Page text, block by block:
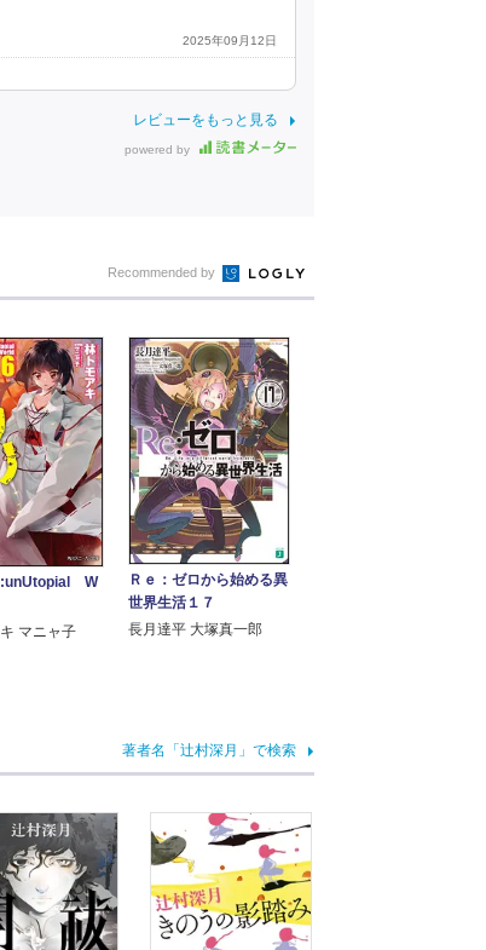
2025年09月12日
レビューをもっと見る
powered by
Recommended by
:unUtopial W
マニャ子
Ｒｅ：ゼロから始める異
世界生活１７
長月達平 大塚真一郎
著者名「辻村深月」で検索